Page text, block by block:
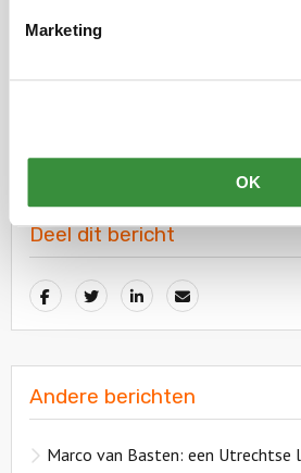
Marketing
OK
Deel dit bericht
Andere berichten
Marco van Basten: een Utrechtse